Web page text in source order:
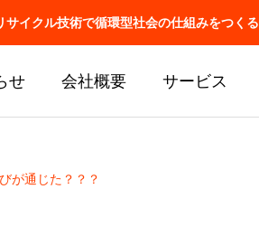
サイクル技術で循環型社会の仕組みをつくる
せ 会社概要 サービス
が通じた？？？